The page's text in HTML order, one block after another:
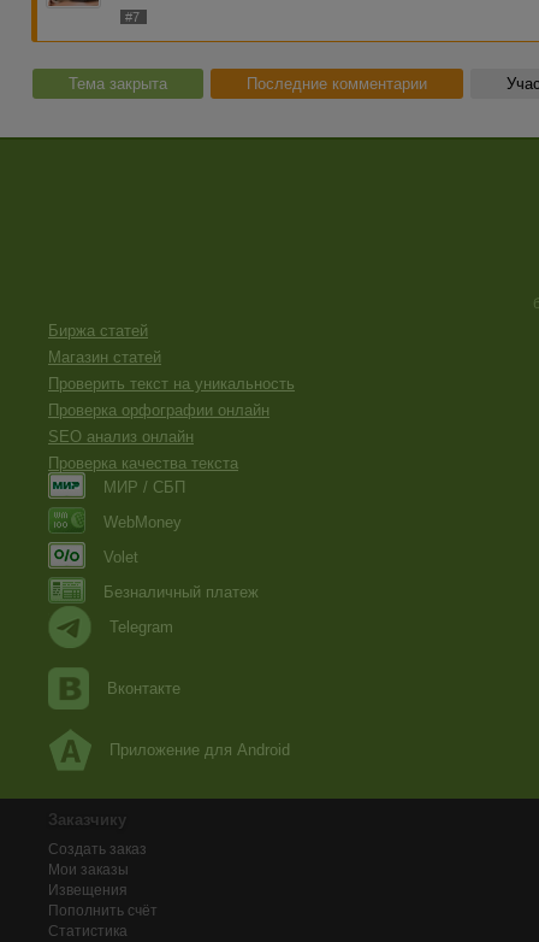
#7
Тема закрыта Последние комментарии
Биржа статей
Магазин статей
Проверить текст на уникальность
Проверка орфографии онлайн
SEO анализ онлайн
Проверка качества текста
МИР / СБП
WebMoney
Volet
Безналичный платеж
Telegram
Вконтакте
Приложение для Android
Заказчику
Создать заказ
Мои заказы
Извещения
Пополнить счёт
Статистика